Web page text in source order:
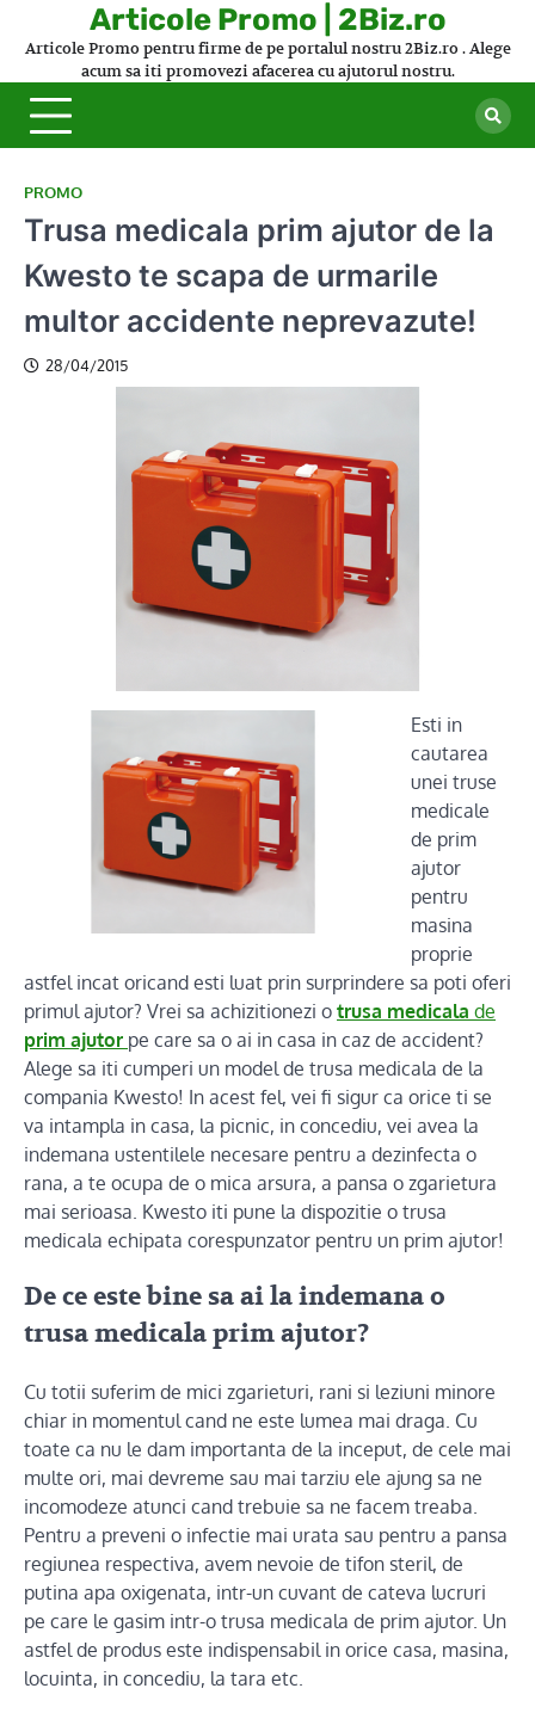
Articole Promo | 2Biz.ro
Articole Promo pentru firme de pe portalul nostru 2Biz.ro . Alege
acum sa iti promovezi afacerea cu ajutorul nostru.
PROMO
Trusa medicala prim ajutor de la
Kwesto te scapa de urmarile
multor accidente neprevazute!
28/04/2015
Esti in
cautarea
unei truse
medicale
de prim
ajutor
pentru
masina
proprie
astfel incat oricand esti luat prin surprindere sa poti oferi
primul ajutor? Vrei sa achizitionezi o trusa medicala de
prim ajutor pe care sa o ai in casa in caz de accident?
Alege sa iti cumperi un model de trusa medicala de la
compania Kwesto! In acest fel, vei fi sigur ca orice ti se
va intampla in casa, la picnic, in concediu, vei avea la
indemana ustentilele necesare pentru a dezinfecta o
rana, a te ocupa de o mica arsura, a pansa o zgarietura
mai serioasa. Kwesto iti pune la dispozitie o trusa
medicala echipata corespunzator pentru un prim ajutor!
De ce este bine sa ai la indemana o
trusa medicala prim ajutor?
Cu totii suferim de mici zgarieturi, rani si leziuni minore
chiar in momentul cand ne este lumea mai draga. Cu
toate ca nu le dam importanta de la inceput, de cele mai
multe ori, mai devreme sau mai tarziu ele ajung sa ne
incomodeze atunci cand trebuie sa ne facem treaba.
Pentru a preveni o infectie mai urata sau pentru a pansa
regiunea respectiva, avem nevoie de tifon steril, de
putina apa oxigenata, intr-un cuvant de cateva lucruri
pe care le gasim intr-o trusa medicala de prim ajutor. Un
astfel de produs este indispensabil in orice casa, masina,
locuinta, in concediu, la tara etc.